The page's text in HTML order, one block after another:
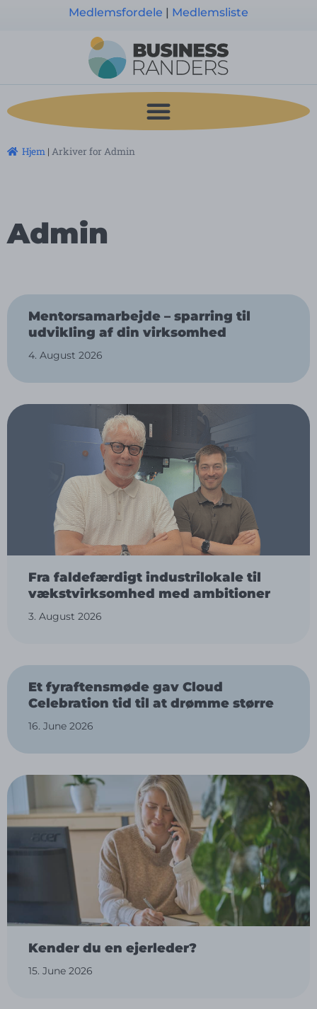
Medlemsfordele | Medlemsliste
Hjem | Arkiver for Admin
Admin
Mentorsamarbejde – sparring til
udvikling af din virksomhed
4. August 2026
Fra faldefærdigt industrilokale til
vækstvirksomhed med ambitioner
3. August 2026
Et fyraftensmøde gav Cloud
Celebration tid til at drømme større
16. June 2026
Kender du en ejerleder?
15. June 2026